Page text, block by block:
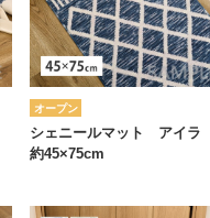
オープン
シェニールマット アイラ
約45×75cm